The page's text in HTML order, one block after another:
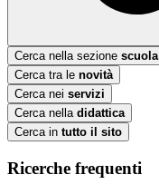
Cerca nella sezione scuola
Cerca tra le novità
Cerca nei servizi
Cerca nella didattica
Cerca in tutto il sito
Ricerche frequenti